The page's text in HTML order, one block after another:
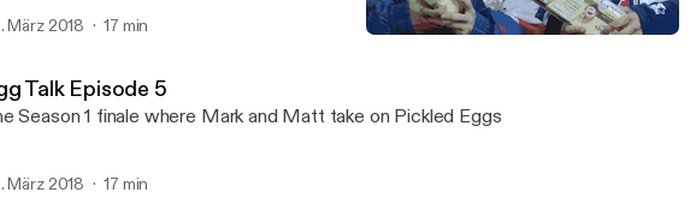
März 2018 17 min
Talk Episode 5
Season 1 finale where Mark and Matt take on Pickled Eggs
März 2018 17 min